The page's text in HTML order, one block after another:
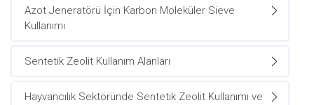
Azot Jeneratörü İçin Karbon Moleküler Sieve
Kullanımı
Sentetik Zeolit Kullanım Alanları
Hayvancılık Sektöründe Sentetik Zeolit Kullanımı ve